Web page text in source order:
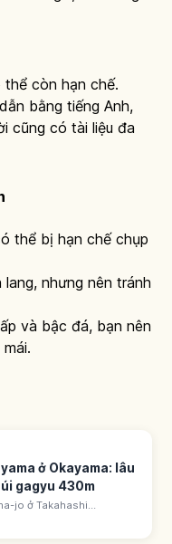
còn hạn chế.
bằng tiếng Anh,
cũng có tài liệu đa
thể bị hạn chế chụp
nhưng nên tránh
và bậc đá, bạn nên
ở Okayama: lâu
gagyu 430m
jo ở Takahashi
Gagyu 430m - 1/12 thiên
thành duy nhất còn